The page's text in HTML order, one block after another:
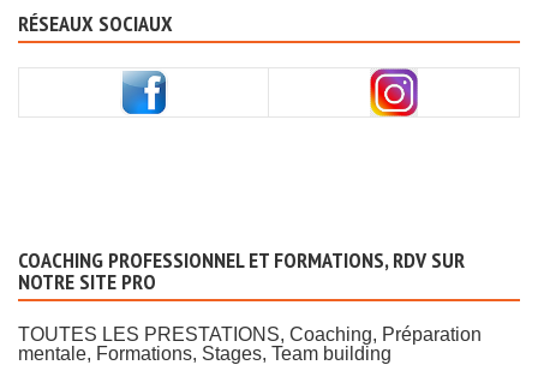
RÉSEAUX SOCIAUX
COACHING PROFESSIONNEL ET FORMATIONS, RDV SUR
NOTRE SITE PRO
TOUTES LES PRESTATIONS, Coaching, Préparation
mentale, Formations, Stages, Team building